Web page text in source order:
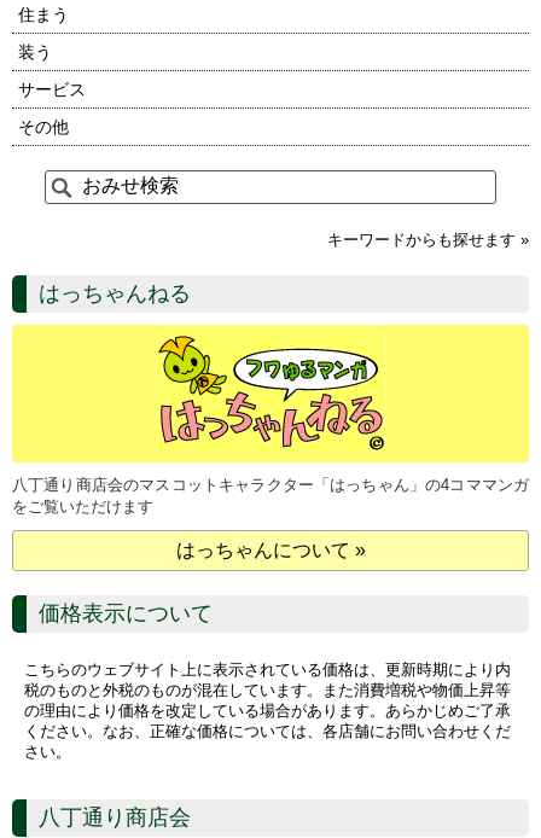
住まう
装う
サービス
その他
キーワードからも探せます »
はっちゃんねる
八丁通り商店会のマスコットキャラクター「はっちゃん」の4コママンガ
をご覧いただけます
はっちゃんについて »
価格表示について
こちらのウェブサイト上に表示されている価格は、更新時期により内
税のものと外税のものが混在しています。また消費増税や物価上昇等
の理由により価格を改定している場合があります。あらかじめご了承
ください。なお、正確な価格については、各店舗にお問い合わせくだ
さい。
八丁通り商店会